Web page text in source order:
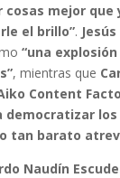
cosas mejor que
el brillo”.
“una explosión
, mientras que
Content
democratizar
tan barato
Naudín